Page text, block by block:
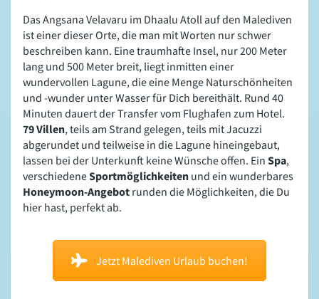
Das Angsana Velavaru im Dhaalu Atoll auf den Malediven
ist einer dieser Orte, die man mit Worten nur schwer
beschreiben kann. Eine traumhafte Insel, nur 200 Meter
lang und 500 Meter breit, liegt inmitten einer
wundervollen Lagune, die eine Menge Naturschönheiten
und -wunder unter Wasser für Dich bereithält. Rund 40
Minuten dauert der Transfer vom Flughafen zum Hotel.
79 Villen, teils am Strand gelegen, teils mit Jacuzzi
abgerundet und teilweise in die Lagune hineingebaut,
lassen bei der Unterkunft keine Wünsche offen. Ein Spa,
verschiedeneSportmöglichkeiten und ein wunderbares
Honeymoon-Angebot runden die Möglichkeiten, die Du
hier hast, perfekt ab.
Jetzt Malediven Urlaub buchen!